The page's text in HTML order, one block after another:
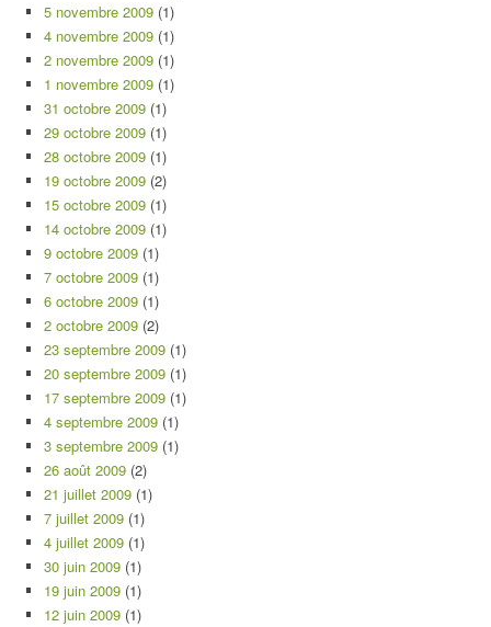
5 novembre 2009 (1)
4 novembre 2009 (1)
2 novembre 2009 (1)
1 novembre 2009 (1)
31 octobre 2009 (1)
29 octobre 2009 (1)
28 octobre 2009 (1)
19 octobre 2009 (2)
15 octobre 2009 (1)
14 octobre 2009 (1)
9 octobre 2009 (1)
7 octobre 2009 (1)
6 octobre 2009 (1)
2 octobre 2009 (2)
23 septembre 2009 (1)
20 septembre 2009 (1)
17 septembre 2009 (1)
4 septembre 2009 (1)
3 septembre 2009 (1)
26 août 2009 (2)
21 juillet 2009 (1)
7 juillet 2009 (1)
4 juillet 2009 (1)
30 juin 2009 (1)
19 juin 2009 (1)
12 juin 2009 (1)